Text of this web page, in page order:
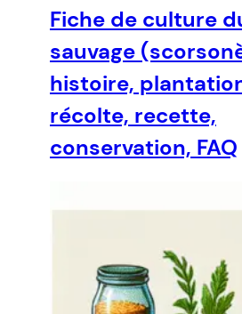
Fiche de culture
sauvage
histoire,
récolte, recette,
conservation, FAQ